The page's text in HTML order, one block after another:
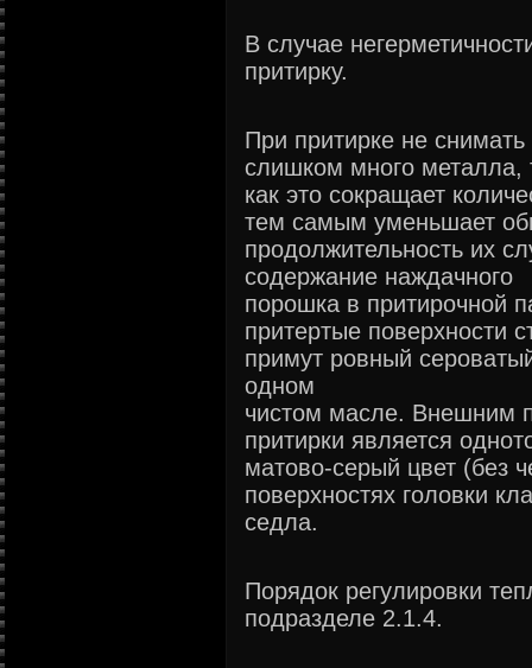
В случае
притирку.
При притирке не
слишком много металла,
как это сокращает
тем самым уменьшает
продолжительность их
содержание наждачного
порошка в притирочной
притертые поверхности
примут ровный
одном
чистом масле. Внешним
притирки является
матово-серый цвет (без
поверхностях головки
седла.
Порядок регулировки
подразделе 2.1.4.